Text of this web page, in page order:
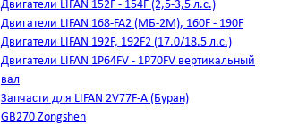
Двигатели LIFAN 152F - 154F (2,5-3,5 л.с.)
Двигатели LIFAN 168-FA2 (МБ-2М), 160F - 190F
Двигатели LIFAN 192F, 192F2 (17.0/18.5 л.с.)
Двигатели LIFAN 1Р64FV - 1Р70FV вертикальный
вал
Запчасти для LIFAN 2V77F-A (Буран)
GB270 Zongshen